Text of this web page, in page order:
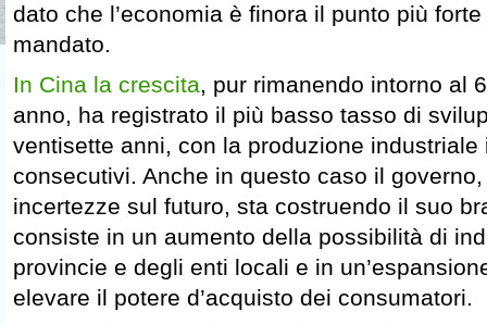
dato che l’economia è finora il punto più
mandato.
In Cina la crescita, pur rimanendo intorno al
anno, ha registrato il più basso tasso di
ventisette anni, con la produzione
consecutivi. Anche in questo caso il
incertezze sul futuro, sta costruendo il suo
consiste in un aumento della possibilità di
provincie e degli enti locali e in
elevare il potere d’acquisto dei consumatori.